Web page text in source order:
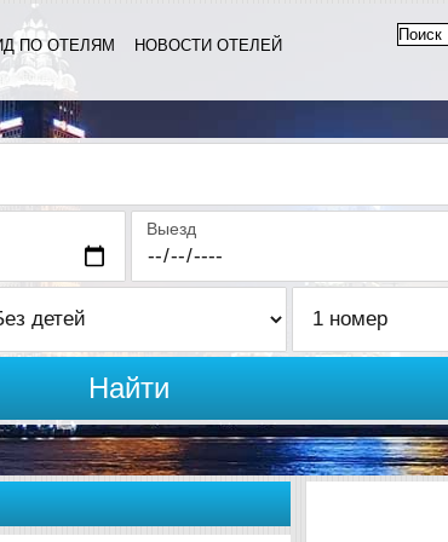
ПО ОТЕЛЯМ
НОВОСТИ ОТЕЛЕЙ
Выезд
Найти